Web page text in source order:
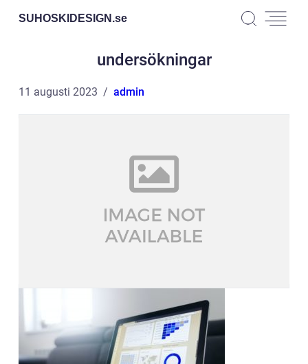
SUHOSKIDESIGN.se
undersökningar
11 augusti 2023 admin